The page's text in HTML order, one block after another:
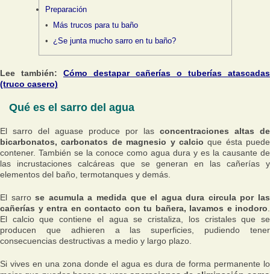
Preparación
Más trucos para tu baño
¿Se junta mucho sarro en tu baño?
Lee también: Cómo destapar cañerías o tuberías atascadas
(truco casero)
Qué es el sarro del agua
El sarro del aguase produce por las concentraciones altas de
bicarbonatos, carbonatos de magnesio y calcio que ésta puede
contener. También se la conoce como agua dura y es la causante de
las incrustaciones calcáreas que se generan en las cañerías y
elementos del baño, termotanques y demás.
El sarrose acumula a medida que el agua dura circula por las
cañerías y entra en contacto con tu bañera, lavamos e inodoro
El calcio que contiene el agua se cristaliza, los cristales que se
producen que adhieren a las superficies, pudiendo tener
consecuencias destructivas a medio y largo plazo.
Si vives en una zona donde el agua es dura de forma permanente lo